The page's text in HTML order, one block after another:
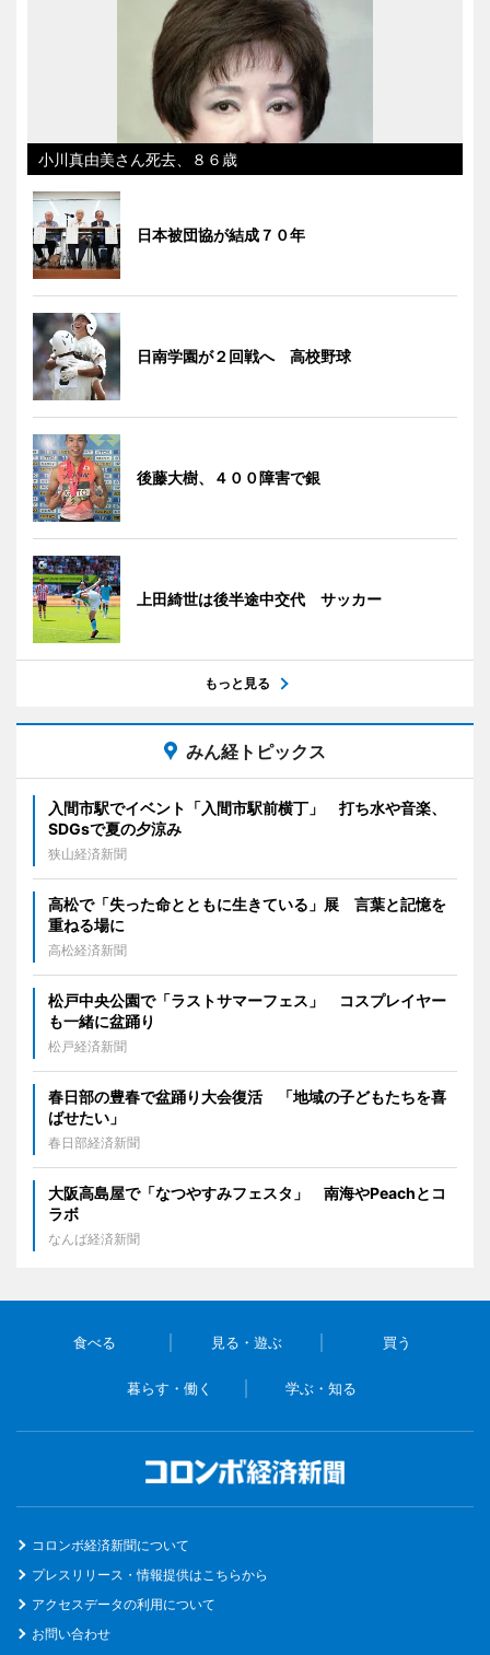
小川真由美さん死去、８６歳
日本被団協が結成７０年
日南学園が２回戦へ 高校野球
後藤大樹、４００障害で銀
上田綺世は後半途中交代 サッカー
もっと見る
みん経トピックス
入間市駅でイベント「入間市駅前横丁」 打ち水や音楽、
SDGsで夏の夕涼み
狭山経済新聞
高松で「失った命とともに生きている」展 言葉と記憶を
重ねる場に
高松経済新聞
松戸中央公園で「ラストサマーフェス」 コスプレイヤー
も一緒に盆踊り
松戸経済新聞
春日部の豊春で盆踊り大会復活 「地域の子どもたちを喜
ばせたい」
春日部経済新聞
大阪高島屋で「なつやすみフェスタ」 南海やPeachとコ
ラボ
なんば経済新聞
食べる 見る・遊ぶ 買う
暮らす・働く 学ぶ・知る
コロンボ経済新聞について
プレスリリース・情報提供はこちらから
アクセスデータの利用について
お問い合わせ